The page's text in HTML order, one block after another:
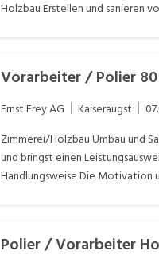
Holzbau Erstellen und sanieren
Vorarbeiter / Polier
Ernst Frey AG Kaiseraugst
Zimmerei/Holzbau Umbau und
und bringst einen
Handlungsweise Die Motivation
Polier / Vorarbeiter